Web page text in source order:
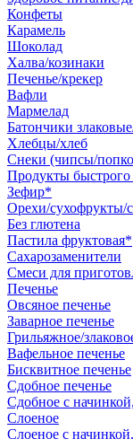
Конфеты
Карамель
Шоколад
Халва/козинаки
Печенье/крекер
Вафли
Мармелад
Батончики
Хлебцы/хлеб
Снеки (чипсы/
Продукты быстрого
Зефир*
Орехи/сухофрукты/
Без глютена
Пастила фруктовая*
Сахарозаменители
Смеси для
Печенье
Овсяное печенье
Заварное печенье
Грильяжное/
Вафельное печенье
Бисквитное печенье
Сдобное печенье
Сдобное с
Слоеное
Слоеное с